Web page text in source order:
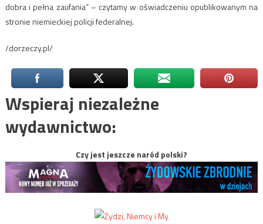
dobra i pełna zaufania” – czytamy w oświadczeniu opublikowanym na
stronie niemieckiej policji federalnej.
/dorzeczy.pl/
Wspieraj niezależne
wydawnictwo:
Czy jest jeszcze naród polski?